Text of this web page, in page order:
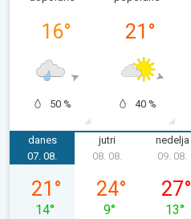
16°
50 %
21 °
40 %
danes
petek, 07. 08.
07. 08.
21 °
14°
jutri
08. 08.
24°
9°
nedelja
09. 08.
27°
13°